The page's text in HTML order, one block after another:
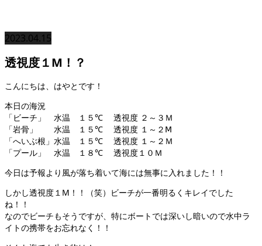
2023.04.15
透視度１M！？
こんにちは、はやとです！
本日の海況
「ビーチ」 水温 １５℃ 透視度 ２～３Ｍ
「岩骨」 水温 １５℃ 透視度 １～２Ⅿ
「へいぶ根」水温 １５℃ 透視度 １～２Ｍ
「プール」 水温 １８℃ 透視度１０Ｍ
今日は予報より風が落ち着いて海には無事に入れました！！
しかし透視度１M！！（笑）ビーチが一番明るくキレイでした
ね！！
なのでビーチもそうですが、特にボートでは深いし暗いので水中ラ
イトの携帯をお忘れなく！！